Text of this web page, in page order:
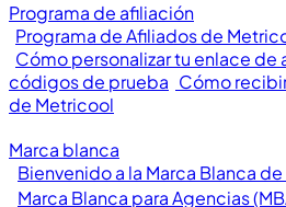
Programa de afiliación
Programa de Afiliados de
Cómo personalizar tu enlace de
códigos de prueba Cómo
de Metricool
Marca blanca
Bienvenido a la Marca Blanca
Marca Blanca para Agencias